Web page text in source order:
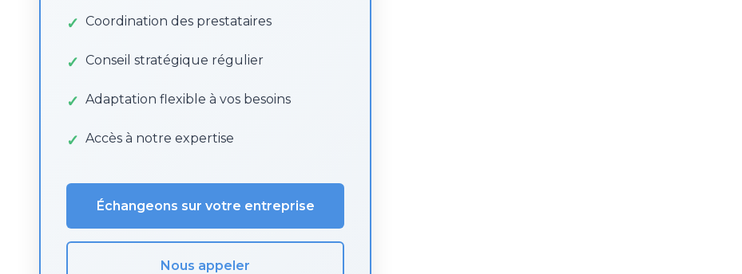
Coordination des prestataires
Conseil stratégique régulier
Adaptation flexible à vos besoins
Accès à notre expertise
Échangeons sur votre entreprise
Nous appeler